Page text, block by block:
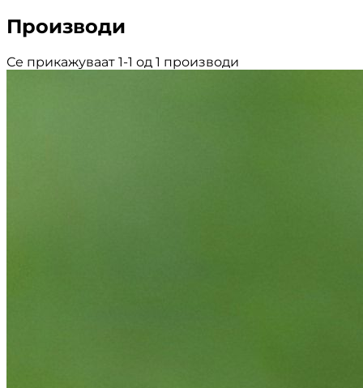
Производи
Се прикажуваат 1-1 од 1 производи